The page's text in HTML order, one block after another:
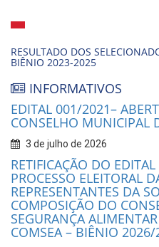
RESULTADO DOS
BIÊNIO 2023-2025
INFORMATIVOS
EDITAL 001/2021–
CONSELHO MUNICIPAL
3 de julho de 2026
RETIFICAÇÃO DO
PROCESSO ELEITORAL
REPRESENTANTES DA
COMPOSIÇÃO DO
SEGURANÇA
COMSEA – BIÊNIO